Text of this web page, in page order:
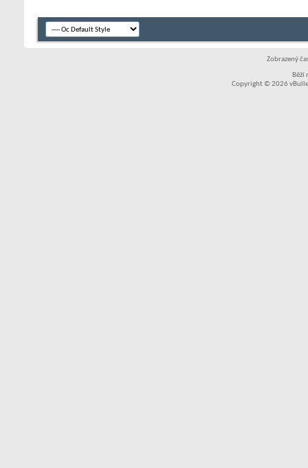
Zobrazený
Běží
Copyright © 2026